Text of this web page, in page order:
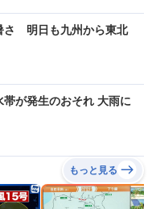
さ 明日も九州から東北
が発生のおそれ 大雨に
もっと見る